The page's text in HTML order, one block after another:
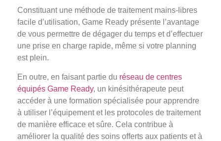
Constituant une méthode de traitement mains-libres
facile d’utilisation, Game Ready présente l’avantage
de vous permettre de dégager du temps et d’effectuer
une prise en charge rapide, même si votre planning
est plein.
En outre, en faisant partie du réseau de centres
équipés Game Ready, un kinésithérapeute peut
accéder à une formation spécialisée pour apprendre
à utiliser l’équipement et les protocoles de traitement
de manière efficace et sûre. Cela contribue à
améliorer la qualité des soins offerts aux patients et à